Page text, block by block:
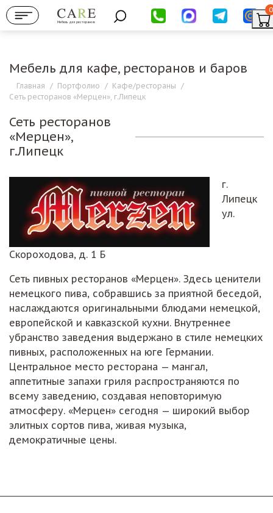
Мебель для ресторанов
0
Мебель для кафе, ресторанов и баров
Главная / Портфолио / Кафе/рестораны /
Сеть ресторанов «Мерцен», г.Липецк
Сеть ресторанов
«Мерцен»,
г.Липецк
г.
Липецк
ул.
Скороходова, д. 1 Б
Сеть пивных ресторанов «Мерцен». Здесь ценители
немецкого пива, собравшись за приятной беседой,
наслаждаются оригинальными блюдами немецкой,
европейской и кавказской кухни. Внутреннее
убранство заведения выдержано в стиле немецких
пивных, расположенных на юге Германии.
Центральное место ресторана — мангал,
аппетитные запахи гриля распространяются по
всему заведению, создавая неповторимую
атмосферу. «Мерцен» сегодня — широкий выбор
элитных сортов пива, живая музыка,
демократичные цены.